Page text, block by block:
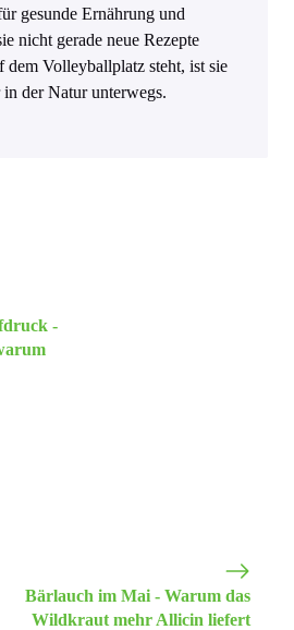
gesunde Ernährung und
nicht gerade neue Rezepte
dem Volleyballplatz steht, ist sie
der Natur unterwegs.
-
Bärlauch im Mai - Warum das
Wildkraut mehr Allicin liefert